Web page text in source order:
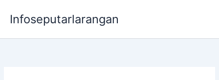
Infoseputarlarangan